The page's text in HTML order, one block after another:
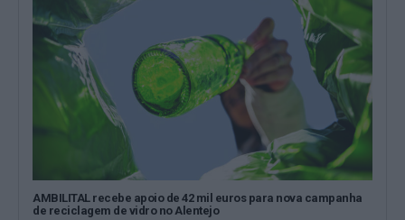
AMBILITAL recebe apoio de 42 mil euros para nova campanha
de reciclagem de vidro no Alentejo